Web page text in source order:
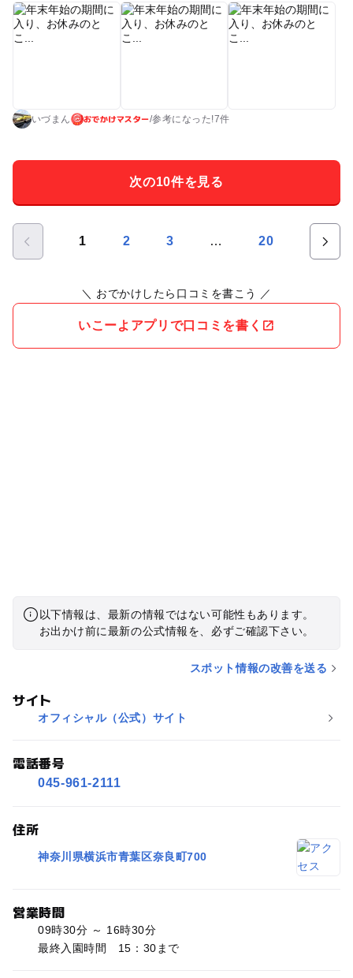
リングなどを楽しみました。 ※電車で行く場合は、長津田駅の
東急連絡自動改札から入ると、こどもの国駅で精算をして出る
必要がありますのでご注意ください。切符を買ったほうが良い
は単線のため、1つ逃すと時間がかかりますが、混雑状況はだ
い右端1列は1人体制で、入場口に近い左端2列は自動販売機で
いづまん おでかけマスター/参考に なった!7件
次の10件を見る
1 2 3 … 20
＼ おでかけしたら口コミを書こう ／
いこーよアプリで口コミを書く
以下情報は、最新の情報ではない可能性もあります。
お出かけ前に最新の公式情報を、必ずご確認下さい。
スポット情報の改善を送る
サイト
オフィシャル（公式）サイト
電話番号
045-961-2111
住所
神奈川県横浜市青葉区奈良町700
営業時間
09時30分 ～ 16時30分
最終入園時間 15：30まで